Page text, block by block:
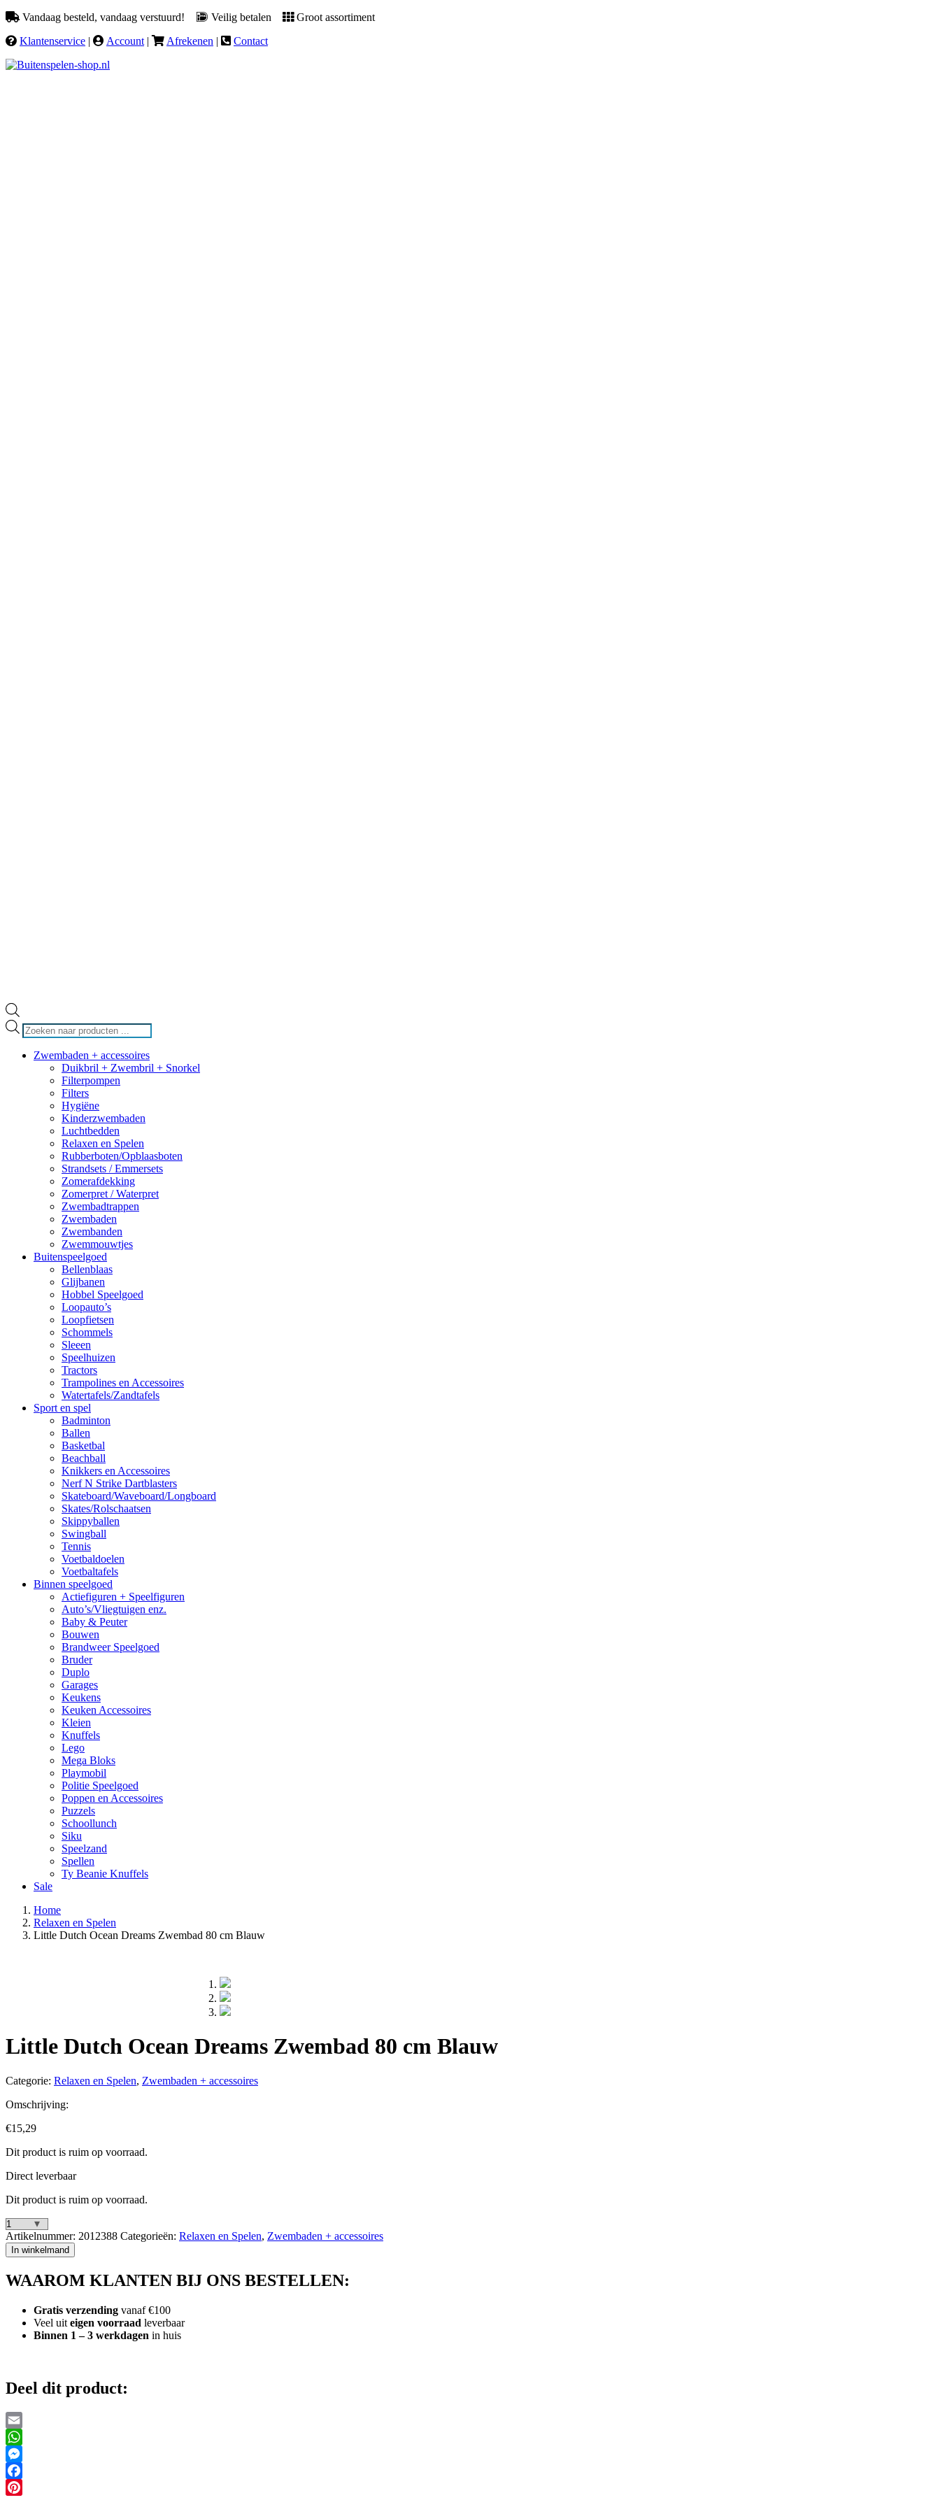
Vandaag besteld, vandaag verstuurd! Veilig betalen
Groot assortiment
Klantenservice | Account | Afrekenen | Contact
Producten
zoeken
Zwembaden + accessoires
Duikbril + Zwembril + Snorkel
Filterpompen
Filters
Hygiëne
Kinderzwembaden
Luchtbedden
Relaxen en Spelen
Rubberboten/Opblaasboten
Strandsets / Emmersets
Zomerafdekking
Zomerpret / Waterpret
Zwembadtrappen
Zwembaden
Zwembanden
Zwemmouwtjes
Buitenspeelgoed
Bellenblaas
Glijbanen
Hobbel Speelgoed
Loopauto’s
Loopfietsen
Schommels
Sleeen
Speelhuizen
Tractors
Trampolines en Accessoires
Watertafels/Zandtafels
Sport en spel
Badminton
Ballen
Basketbal
Beachball
Knikkers en Accessoires
Nerf N Strike Dartblasters
Skateboard/Waveboard/Longboard
Skates/Rolschaatsen
Skippyballen
Swingball
Tennis
Voetbaldoelen
Voetbaltafels
Binnen speelgoed
Actiefiguren + Speelfiguren
Auto’s/Vliegtuigen enz.
Baby & Peuter
Bouwen
Brandweer Speelgoed
Bruder
Duplo
Garages
Keukens
Keuken Accessoires
Kleien
Knuffels
Lego
Mega Bloks
Playmobil
Politie Speelgoed
Poppen en Accessoires
Puzzels
Schoollunch
Siku
Speelzand
Spellen
Ty Beanie Knuffels
Sale
Home
Relaxen en Spelen
Little Dutch Ocean Dreams Zwembad 80 cm Blauw
Little Dutch Ocean Dreams Zwembad 80 cm Blauw
Categorie: Relaxen en Spelen, Zwembaden + accessoires
Omschrijving:
€15,29
Dit product is ruim op voorraad.
Direct leverbaar
Dit product is ruim op voorraad.
Little
Dutch
Ocean
Zwembad
Blauw
Artikelnummer: 2012388 Categorieën: Relaxen en Spelen, Zwembaden + accessoires
In winkelmand
WAAROM KLANTEN BIJ ONS BESTELLEN:
Gratis verzending vanaf €100
Veel uit eigen voorraad leverbaar
Binnen 1 – 3 werkdagen in huis
Deel dit product:
Email
WhatsApp
Messenger
Facebook